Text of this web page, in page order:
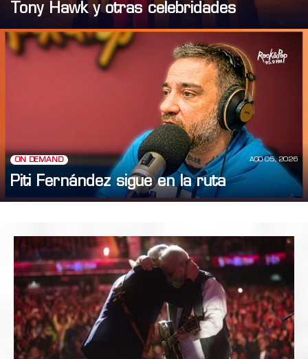
Tony Hawk y otras celebridades
ON DEMAND AGO 05, 2026
Piti Fernández sigue en la ruta